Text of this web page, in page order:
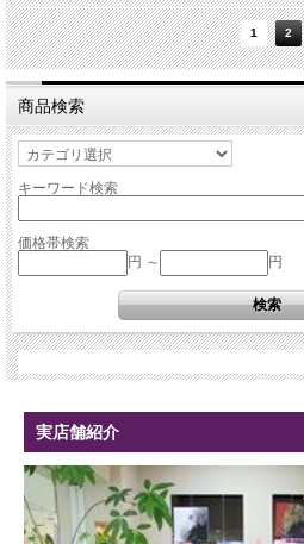
1 2
商品検索
キーワード検索
価格帯検索
円 ～
円
実店舗紹介